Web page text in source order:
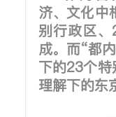
济、文化中
别行政区
成。而“都
下的23个
理解下的东